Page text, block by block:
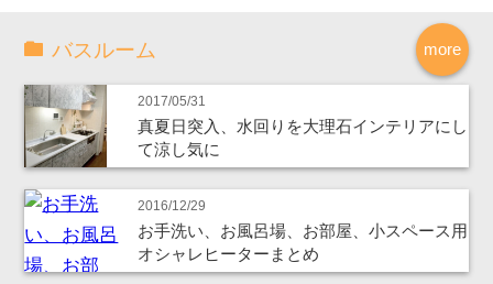
more
バスルーム
2017/05/31
真夏日突入、水回りを大理石インテリアにし
て涼し気に
2016/12/29
お手洗い、お風呂場、お部屋、小スペース用
オシャレヒーターまとめ